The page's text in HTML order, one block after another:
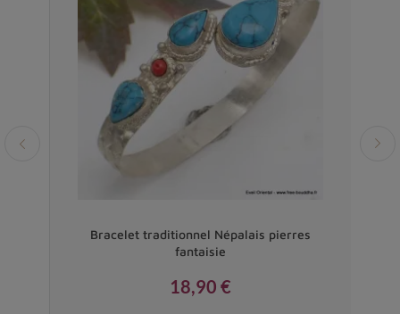
Bracelet traditionnel Népalais pierres
fantaisie
18,90 €